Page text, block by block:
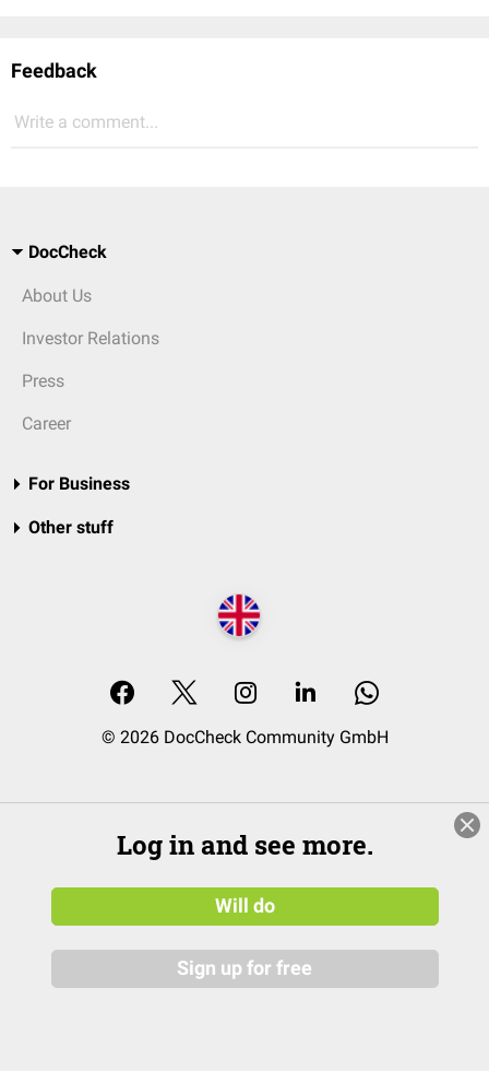
Feedback
Write a comment...
DocCheck
About Us
Investor Relations
Press
Career
For Business
Other stuff
© 2026 DocCheck Community GmbH
Log in and see more.
Will do
Sign up for free